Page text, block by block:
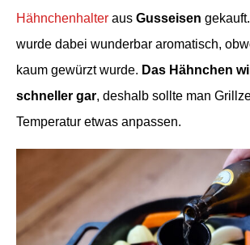
Hähnchenhalter aus Gusseisen
wurde dabei wunderbar aromatisch,
kaum gewürzt wurde. Das Hähnchen
schneller gar, deshalb sollte man
Temperatur etwas anpassen.